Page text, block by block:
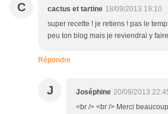
C cactus et tartine 18/09/2013 19:10
super recette ! je retiens ! pas le
peu ton blog mais je reviendrai y
Répondre
J Joséphine 20/09/2013
<br /> <br /> Merci